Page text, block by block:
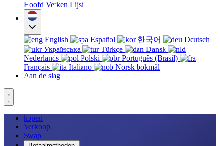
Hoofd Verken Lijst
English Español 한국어
Deutsch
Українська
Türkçe
Dansk
Nederlands
Polski
Português (Brasil)
Français
Italiano
Norsk bokmål
Aan de slag
kopen
Verkoop
Swap